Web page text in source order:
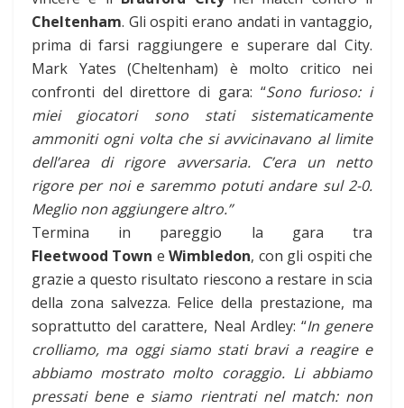
Cheltenham. Gli ospiti erano andati in vantaggio,
prima di farsi raggiungere e superare dal City.
Mark Yates (Cheltenham) è molto critico nei
confronti del direttore di gara: “Sono furioso: i
miei giocatori sono stati sistematicamente
ammoniti ogni volta che si avvicinavano al limite
dell’area di rigore avversaria. C’era un netto
rigore per noi e saremmo potuti andare sul 2-0.
Meglio non aggiungere altro.”
Termina in pareggio la gara tra
Fleetwood Town eWimbledon, con gli ospiti che
grazie a questo risultato riescono a restare in scia
della zona salvezza. Felice della prestazione, ma
soprattutto del carattere, Neal Ardley: “In genere
crolliamo, ma oggi siamo stati bravi a reagire e
abbiamo mostrato molto coraggio. Li abbiamo
pressati bene e siamo rientrati nel match: non